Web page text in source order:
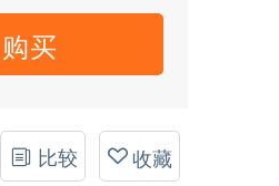
购买
比较 收藏